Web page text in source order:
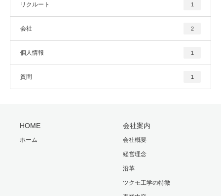
リクルート 1
会社 2
個人情報 1
質問 1
HOME
ホーム
会社案内
会社概要
経営理念
沿革
ツクモ工学の特徴